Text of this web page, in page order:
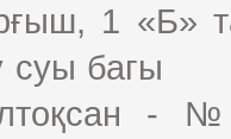
1 «Б»
суы багы
- №